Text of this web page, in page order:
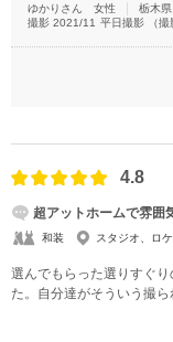
ゆかりさん 女性
栃木県
撮影 2021/11 平日撮影 （撮
4.8
超アットホームで雰囲
和装 スタジオ、ロ
選んでもらった選りすぐ
た。自分達がそういう撮
良かったなーと。あと、